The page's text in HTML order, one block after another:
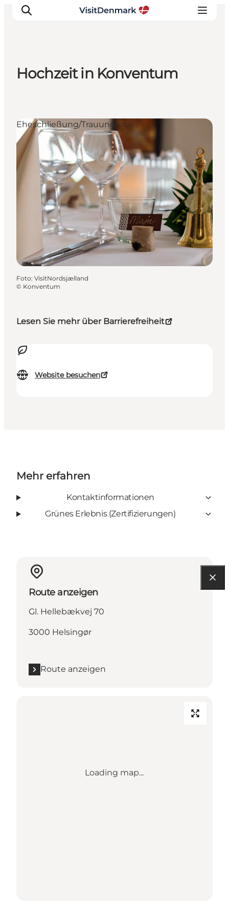
Erlebnisse
Unterkünfte
Reiseplanung
Hochzeit in Konventum
Lesen Sie mehr über Barrierefreiheit
Website besuchen
Eheschließung/Trauungen
Foto: VisitNordsjælland
© Konventum
Mehr erfahren
Kontaktinformationen
Grünes Erlebnis (Zertifizierungen)
Route anzeigen
Gl. Hellebækvej 70
3000 Helsingør
Route anzeigen
Loading map...